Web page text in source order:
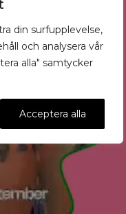
din surfupplevelse,
och analysera vår
alla" samtycker
Acceptera alla